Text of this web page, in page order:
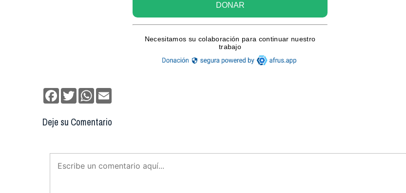
Facebook
TwitterWhatsApp
Deje su Comentario